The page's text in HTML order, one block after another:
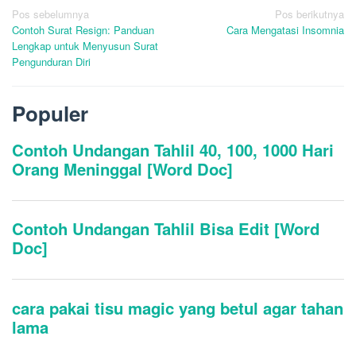
Navigasi
pos
Pos sebelumnya
Contoh Surat Resign: Panduan
Lengkap untuk Menyusun Surat
Pengunduran Diri
Pos berikutnya
Cara Mengatasi Insomnia
Populer